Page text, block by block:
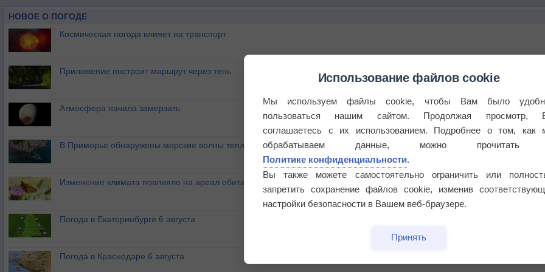
Лос-Бразилес - 94 км
Хато-Гранде - 117 км
Леон - 120 км
Чинандега - 136 км
НОВОЕ О ПОГОДЕ
Космическая погода влияет на транспорт
Приложение построит маршрут через тень
Атмосфера начала замерзать
В Приморье обнаружены морские волны тепла
Изменение климата повлияло на ареал обитания бабочек
Погода в Екатеринбурге 6 августа
Погода в Краснодаре 6 августа
Использование файлов cookie
Мы используем файлы cookie, чтобы Вам было
пользоваться нашим сайтом. Продолжая просмотр,
соглашаетесь с их использованием. Подробнее о том, как
обрабатываем данные, можно прочитать
Политике конфиденциальности.
Вы также можете самостоятельно ограничить или
запретить сохранение файлов cookie, изменив
настройки безопасности в Вашем веб-браузере.
Принять